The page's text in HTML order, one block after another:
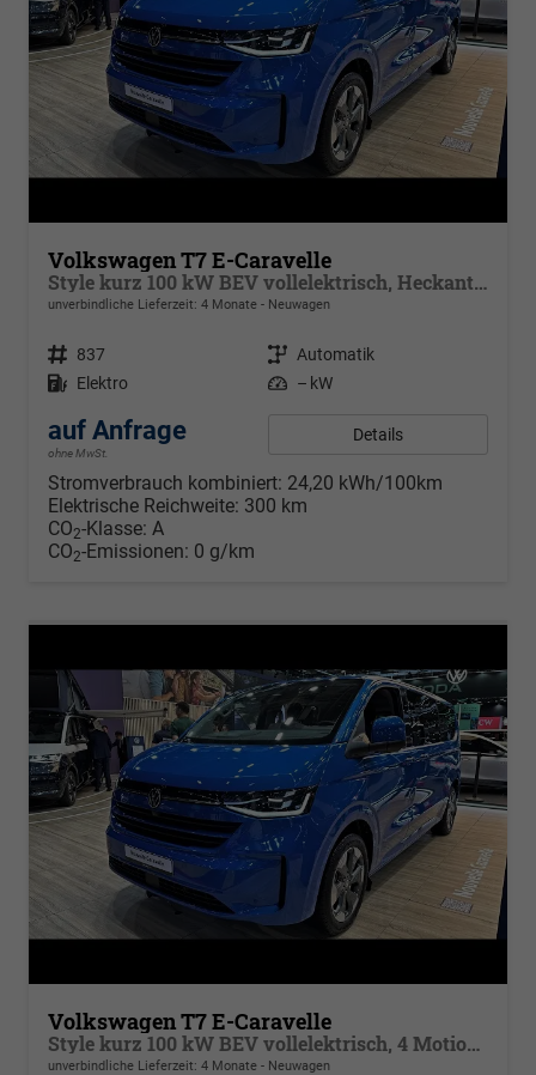
Volkswagen T7 E-Caravelle
Style kurz 100 kW BEV vollelektrisch, Heckantrieb, 8 Sitze, Navigationssystem Discover Media, Klimaautomatik 3 Zonen, dunkel eingefärbte Scheiben, Fahrerassistenzpaket Plus,
unverbindliche Lieferzeit: 4 Monate Neuwagen
Fahrzeugnr. 837 Getriebe Automatik
Kraftstoff Elektro Leistung – kW
auf Anfrage
ohne MwSt.
Details
Stromverbrauch kombiniert: 24,20 kWh/100km
Elektrische Reichweite: 300 km
CO2-Klasse: A
CO2-Emissionen: 0 g/km
Volkswagen T7 E-Caravelle
Style kurz 100 kW BEV vollelektrisch, 4 Motion , 8 Sitze, Navigationssystem Discover Media, Klimaautomatik 3 Zonen, dunkel eingefärbte Scheiben, Fahrerassistenzpaket Plus,
unverbindliche Lieferzeit: 4 Monate Neuwagen